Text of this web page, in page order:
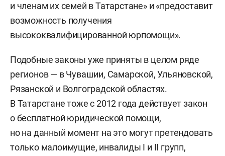
и членам их семей в Татарстане» и «предоставит
возможность получения
высококвалифицированной юрпомощи».
Подобные законы уже приняты в целом ряде
регионов — в Чувашии, Самарской, Ульяновской,
Рязанской и Волгоградской областях.
В Татарстане тоже с 2012 года действует закон
о бесплатной юридической помощи,
но на данный момент на это могут претендовать
только малоимущие, инвалиды I и II групп,